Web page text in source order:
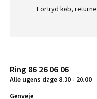
Fortryd køb,
Ring 86 26 06 06
Alle ugens dage 8.00 - 20.00
Genveje